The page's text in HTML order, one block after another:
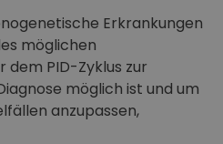
Erkrankungen
möglichen
PID-Zyklus zur
möglich ist und um
anzupassen,